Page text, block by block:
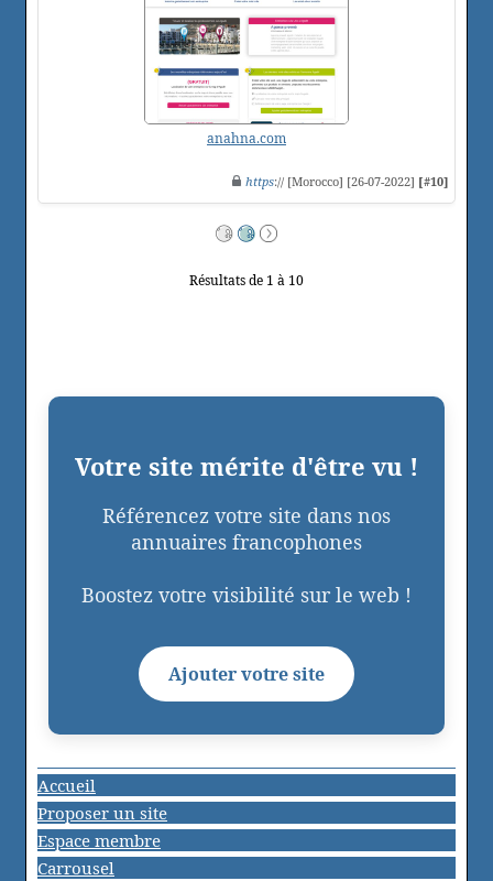
anahna.com
https:// [Morocco] [26-07-2022] [#10]
Résultats de 1 à 10
Votre site mérite d'être vu !
Référencez votre site dans nos
annuaires francophones
Boostez votre visibilité sur le web !
Ajouter votre site
Accueil
Proposer un site
Espace membre
Carrousel